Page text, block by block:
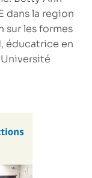
dans la region
sur les formes
, éducatrice en